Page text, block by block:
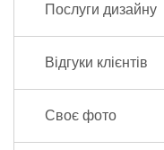
Послуги дизайну
Відгуки клієнтів
Своє фото